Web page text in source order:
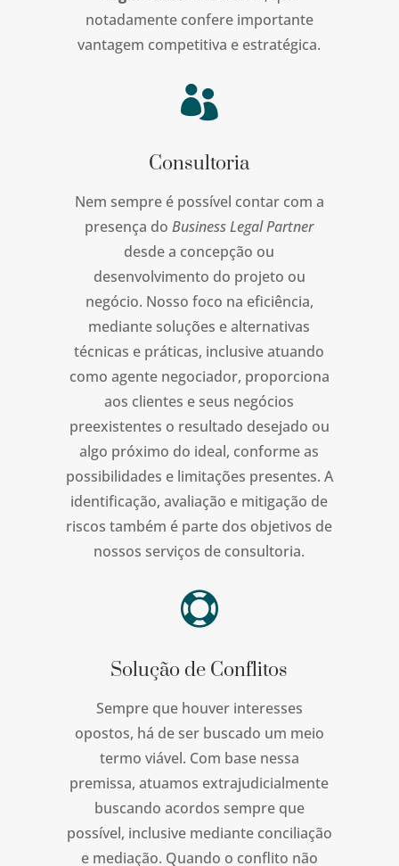
notadamente confere importante
vantagem competitiva e estratégica.

Consultoria
Nem sempre é possível contar com a
presença doBusiness Legal Partner
desde a concepção ou
desenvolvimento do projeto ou
negócio. Nosso foco na eficiência,
mediante soluções e alternativas
técnicas e práticas, inclusive atuando
como agente negociador, proporciona
aos clientes e seus negócios
preexistentes o resultado desejado ou
algo próximo do ideal, conforme as
possibilidades e limitações presentes. A
identificação, avaliação e mitigação de
riscos também é parte dos objetivos de
nossos serviços de consultoria.

Solução de Conflitos
Sempre que houver interesses
opostos, há de ser buscado um meio
termo viável. Com base nessa
premissa, atuamos extrajudicialmente
buscando acordos sempre que
possível, inclusive mediante conciliação
e mediação. Quando o conflito não